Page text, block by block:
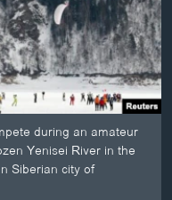
during an amateur
Yenisei River in the
Siberian city of